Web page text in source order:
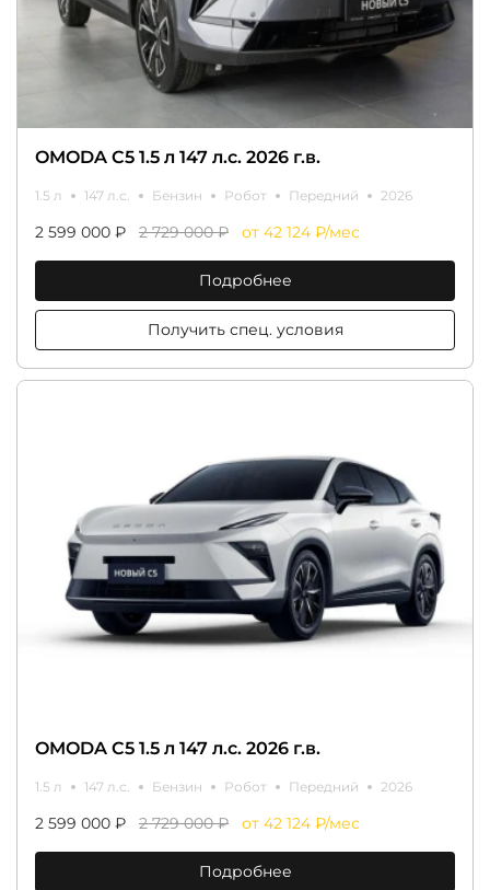
OMODA C5 1.5 л 147 л.с. 2026 г.в.
1.5 л 147 л.с. Бензин Робот Передний 2026
2 599 000 ₽ 2 729 000 ₽ от 42 124 ₽/мес
Подробнее
Получить спец. условия
OMODA C5 1.5 л 147 л.с. 2026 г.в.
1.5 л 147 л.с. Бензин Робот Передний 2026
2 599 000 ₽ 2 729 000 ₽ от 42 124 ₽/мес
Подробнее